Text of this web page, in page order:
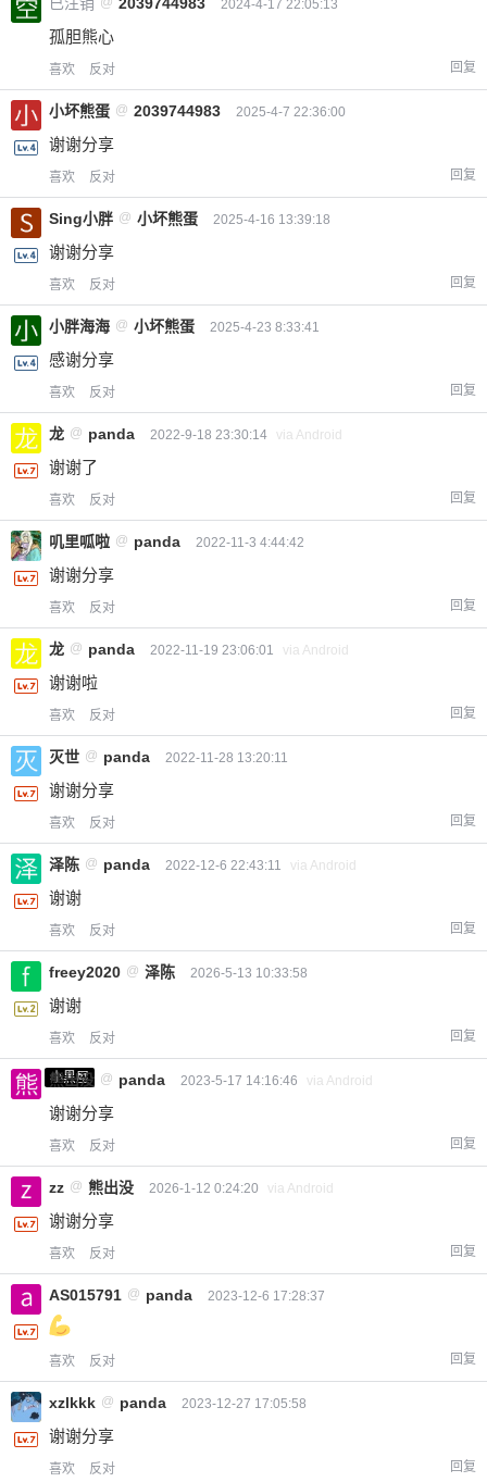
2024-4-17 22:05:13
孤胆熊心
喜欢 反对 回复
小坏熊蛋 @ 2039744983 2025-4-7 22:36:00
谢谢分享
喜欢 反对 回复
Sing小胖 @ 小坏熊蛋 2025-4-16 13:39:18
谢谢分享
喜欢 反对 回复
小胖海海 @ 小坏熊蛋 2025-4-23 8:33:41
感谢分享
喜欢 反对 回复
龙 @ panda 2022-9-18 23:30:14 via Android
谢谢了
喜欢 反对 回复
叽里呱啦 @ panda 2022-11-3 4:44:42
谢谢分享
喜欢 反对 回复
龙 @ panda 2022-11-19 23:06:01 via Android
谢谢啦
喜欢 反对 回复
灭世 @ panda 2022-11-28 13:20:11
谢谢分享
喜欢 反对 回复
泽陈 @ panda 2022-12-6 22:43:11 via Android
谢谢
喜欢 反对 回复
freey2020 @ 泽陈 2026-5-13 10:33:58
谢谢
喜欢 反对 回复
小黑屋
熊出没 @ panda 2023-5-17 14:16:46 via Android
谢谢分享
喜欢 反对 回复
zz @ 熊出没 2026-1-12 0:24:20 via Android
谢谢分享
喜欢 反对 回复
AS015791 @ panda 2023-12-6 17:28:37
喜欢 反对 回复
xzlkkk @ panda 2023-12-27 17:05:58
谢谢分享
喜欢 反对 回复